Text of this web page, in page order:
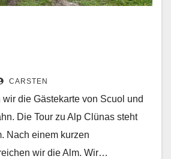
CARSTEN
die Gästekarte von Scuol und
Die Tour zu Alp Clünas steht
Nach einem kurzen
wir die Alm. Wir…